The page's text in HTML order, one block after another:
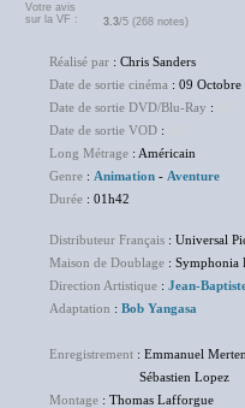
Votre avis
sur la VF :
3.3/5 (268 notes)
Réalisé par : Chris Sanders
Date de sortie cinéma : 09 Octobre
Date de sortie DVD/Blu-Ray :
Date de sortie VOD :
Long Métrage : Américain
Genre : Animation - Aventure
Durée : 01h42
Distributeur Français : Universal
Maison de Doublage : Symphonia
Direction Artistique : Jean-
Adaptation : Bob Yangasa
Enregistrement : Emmanuel
Sébastien Lopez
Montage : Thomas Lafforgue